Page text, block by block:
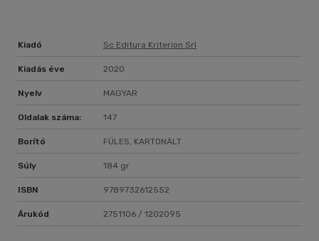
Kiadó Sc Editura Kriterion Srl
Kiadás éve 2020
Nyelv MAGYAR
Oldalak száma: 147
Borító FÜLES, KARTONÁLT
Súly 184 gr
ISBN 9789732612552
Árukód 2751106 / 1202095